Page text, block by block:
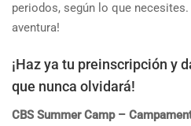
periodos, según lo que
aventura!
¡Haz ya tu preinscripción y
que nunca olvidará!
CBS Summer Camp –